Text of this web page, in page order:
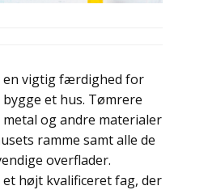
en vigtig færdighed for
et hus. Tømrere
og andre materialer
ramme samt alle de
overflader.
højt kvalificeret fag, der